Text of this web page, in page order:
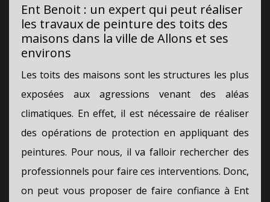
Ent Benoit : un expert qui peut réaliser
les travaux de peinture des toits des
maisons dans la ville de Allons et ses
environs
Les toits des maisons sont les structures les plus
exposées aux agressions venant des aléas
climatiques. En effet, il est nécessaire de réaliser
des opérations de protection en appliquant des
peintures. Pour nous, il va falloir rechercher des
professionnels pour faire ces interventions. Donc,
on peut vous proposer de faire confiance à Ent